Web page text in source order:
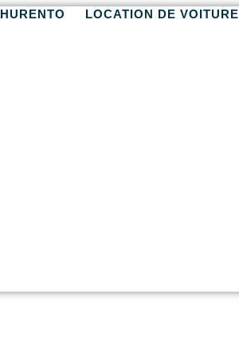
HURENTO LOCATION DE VOITURE